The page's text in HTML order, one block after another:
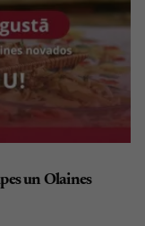
un Olaines